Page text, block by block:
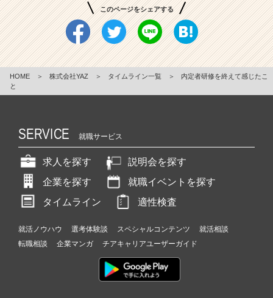
このページをシェアする
HOME ＞ 株式会社YAZ ＞ タイムライン一覧 ＞
内定者研修を終えて感じたこ
と
SERVICE 就職サービス
求人を探す
説明会を探す
企業を探す
就職イベントを探す
タイムライン
適性検査
就活ノウハウ 選考体験談 スペシャルコンテンツ
就活相談
転職相談
企業マンガ チアキャリアユーザーガイド